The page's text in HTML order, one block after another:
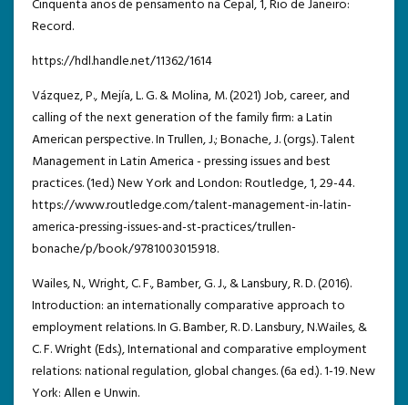
Cinquenta anos de pensamento na Cepal, 1, Rio de Janeiro:
Record.
https://hdl.handle.net/11362/1614
Vázquez, P., Mejía, L. G. & Molina, M. (2021) Job, career, and
calling of the next generation of the family firm: a Latin
American perspective. In Trullen, J.; Bonache, J. (orgs.). Talent
Management in Latin America - pressing issues and best
practices. (1ed.) New York and London: Routledge, 1, 29-44.
https://www.routledge.com/talent-management-in-latin-
america-pressing-issues-and-st-practices/trullen-
bonache/p/book/9781003015918.
Wailes, N., Wright, C. F., Bamber, G. J., & Lansbury, R. D. (2016).
Introduction: an internationally comparative approach to
employment relations. In G. Bamber, R. D. Lansbury, N.Wailes, &
C. F. Wright (Eds.), International and comparative employment
relations: national regulation, global changes. (6a ed.). 1-19. New
York: Allen e Unwin.